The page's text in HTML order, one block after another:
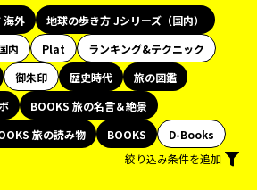
海外
地球の歩き方 Jシリーズ（国内）
内 Plat
ランキング&テクニック
御朱印 歴史時代
旅の図鑑
BOOKS 旅の名言＆絶景
旅の読み物 BOOKS
D-Books
絞り込み条件を追加